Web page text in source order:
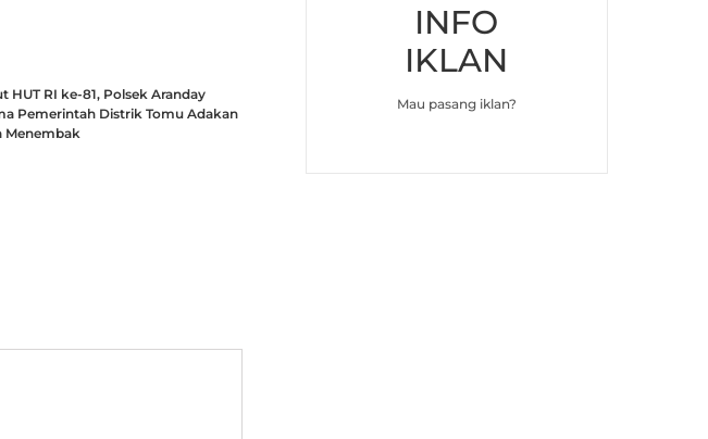
HUT RI ke-81, Polsek Aranday
Pemerintah Distrik Tomu Adakan
Menembak
INFO
IKLAN
Mau pasang iklan?